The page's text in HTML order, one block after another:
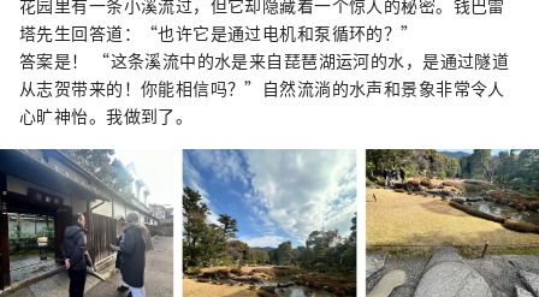
塔先生回答道：“也许它是通过电机和泵循环的？”
答案是！ “这条溪流中的水是来自琵琶湖运河的水，是通过隧道
从志贺带来的！你能相信吗？”自然流淌的水声和景象非常令人
心旷神怡。我做到了。